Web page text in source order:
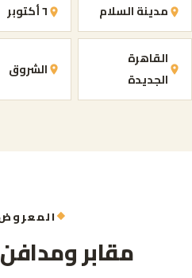
مدينة السلام ٦ أكتوبر
القاهرة
الجديدة
الشروق
مقابر